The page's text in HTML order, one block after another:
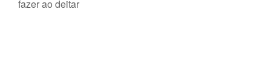
fazer ao deitar